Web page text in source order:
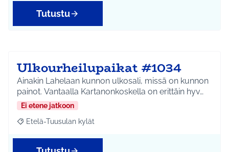
Tutustu
Ulkourheilupaikat #1034
Ainakin Lahelaan kunnon ulkosali, missä on kunnon
painot. Vantaalla Kartanonkoskella on erittäin hyv…
Ei etene jatkoon
Rajaa tulokset aihepiirin mukaan: Etelä-Tuusulan kylät
Etelä-Tuusulan kylät